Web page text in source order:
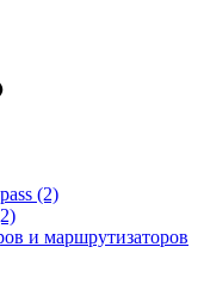
(2)
и маршрутизаторов